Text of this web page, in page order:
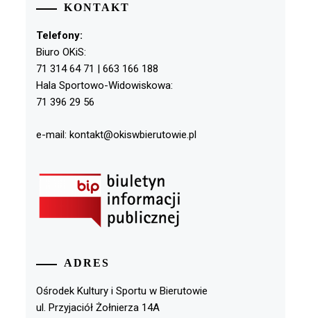
KONTAKT
Telefony:
Biuro OKiS:
71 314 64 71 | 663 166 188
Hala Sportowo-Widowiskowa:
71 396 29 56
e-mail: kontakt@okiswbierutowie.pl
ADRES
Ośrodek Kultury i Sportu w Bierutowie
ul. Przyjaciół Żołnierza 14A